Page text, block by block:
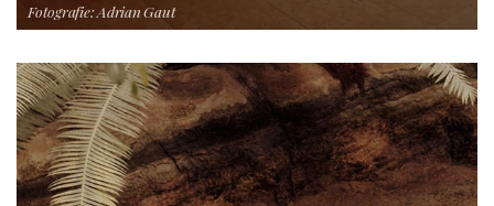
Fotografie: Adrian Gaut